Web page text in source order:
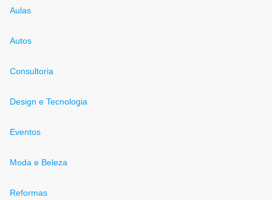
Aulas
Autos
Consultoria
Design e Tecnologia
Eventos
Moda e Beleza
Reformas